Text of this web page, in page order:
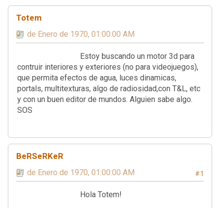
Totem
01 de Enero de 1970, 01:00:00 AM
Estoy buscando un motor 3d para
contruir interiores y exteriores (no para videojuegos),
que permita efectos de agua, luces dinamicas,
portals, multitexturas, algo de radiosidad,con T&L, etc
y con un buen editor de mundos. Alguien sabe algo.
SOS
BeRSeRKeR
#1
01 de Enero de 1970, 01:00:00 AM
Hola Totem!